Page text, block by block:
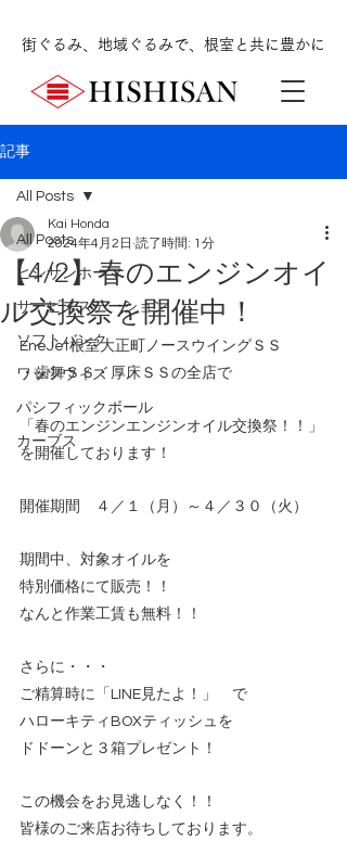
街ぐるみ、地域ぐるみで、根室と共に豊かに
記事
All Posts
ヒシサンホーマ
サービスステーション
ソフトバンク
ワッツウィズ
パシフィックボール
カーブス
All Posts
【4/2】春のエンジンオイ
ル交換祭を開催中！
Kai Honda
2024年4月2日 読了時間: 1分
EneJet根室大正町ノースウイングＳＳ
・歯舞ＳＳ・厚床ＳＳの全店で
「春のエンジンエンジンオイル交換祭！！」
を開催しております！
開催期間　４／１（月）～４／３０（火）
期間中、対象オイルを
特別価格にて販売！！
なんと作業工賃も無料！！
さらに・・・
ご精算時に「LINE見たよ！」　で
ハローキティBOXティッシュを
ドドーンと３箱プレゼント！
この機会をお見逃しなく！！
皆様のご来店お待ちしております。